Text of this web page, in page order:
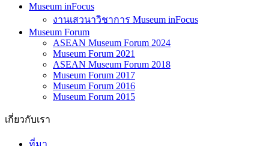
Museum inFocus
งานเสวนาวิชาการ Museum inFocus
Museum Forum
ASEAN Museum Forum 2024
Museum Forum 2021
ASEAN Museum Forum 2018
Museum Forum 2017
Museum Forum 2016
Museum Forum 2015
เกี่ยวกับเรา
ที่มา